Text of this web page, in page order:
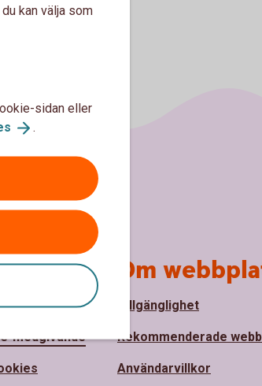
kan välja som
sidan eller
.
och
medgivande
Om
Tillgänglighet
Rekommenderade
Användarvillkor